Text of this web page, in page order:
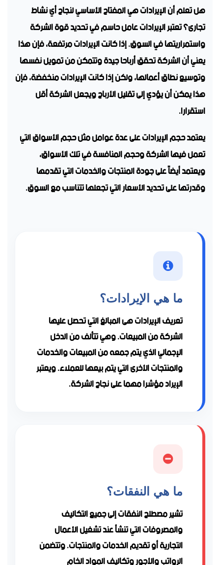
هل تعلم أن الإيرادات هي المفتاح الأساسي لنجاح أي نشاط
تجارى؟ تعتبر الإيرادات عامل حاسم في تحديد قوة الشركة
واستمراريتها في السوق. إذا كانت الإيرادات مرتفعة، فإن هذا
يعني أن الشركة تحقق أرباحا جيدة وتتمكن من تمويل نفسها
وتوسيع نطاق أعمالها، ولكن إذا كانت الإيرادات منخفضة، فإن
هذا يمكن أن يؤدي إلى تقليل الأرباح ويجعل الشركة أقل
استقرارا.
يعتمد حجم الإيرادات على عدة عوامل مثل حجم الأسواق التي
تعمل فيها الشركة وحجم المنافسة في تلك الأسواق،
ويعتمد أيضاً على جودة المنتجات والخدمات التي تقدمها
وقدرتها على تحديد الأسعار التي تجعلها تتناسب مع السوق.
ما هي الإيرادات؟
تعريف الإيرادات هى المبالغ التي تحصل عليها
الشركة من المبيعات. وهي تتألف من الدخل
الإجمالي الذي يتم جمعه من المبيعات والخدمات
والمنتجات الأخرى التي يتم بيعها للعملاء. ويعتبر
الإيراد مؤشرا مهما على نجاح الشركة.
ما هي النفقات؟
تشير مصطلح النفقات إلى جميع التكاليف
والمصروفات التي تنشأ عند تشغيل الأعمال
التجارية أو تقديم الخدمات والمنتجات. وتتضمن